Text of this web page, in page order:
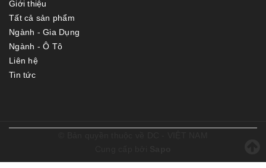
Giới thiệu
Tất cả sản phẩm
Ngành - Gia Dụng
Ngành - Ô Tô
Liên hệ
Tin tức